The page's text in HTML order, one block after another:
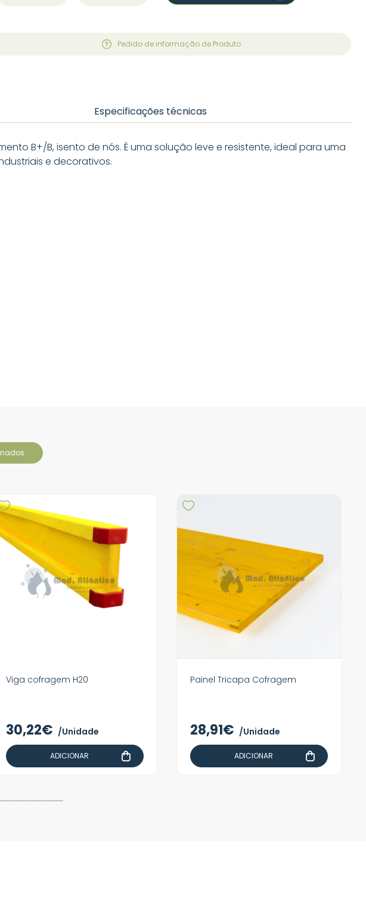
Pedido de informação de Produto
Especificações técnicas
B+/B, isento de nós. É uma solução leve e resistente, ideal para uma
e decorativos.
Viga cofragem H20
30,22€ /Unidade
ADICIONAR
Painel Tricapa Cofragem
28,91€ /Unidade
ADICIONAR